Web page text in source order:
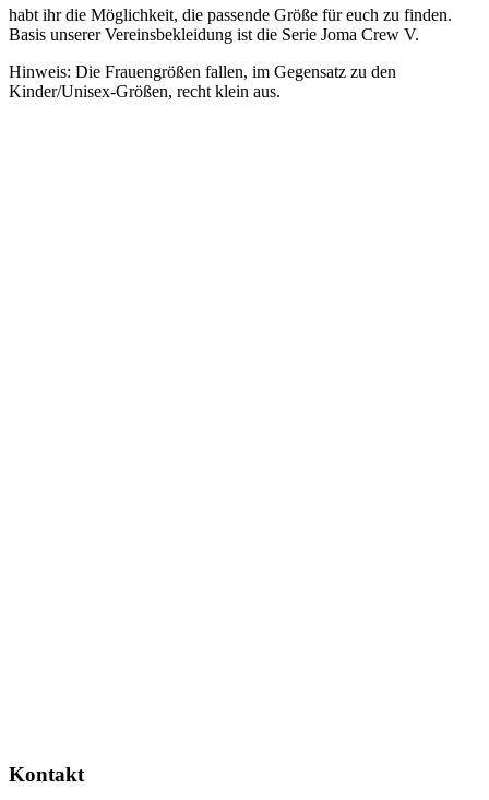
habt ihr die Möglichkeit, die passende Größe für euch zu finden.
Basis unserer Vereinsbekleidung ist die Serie Joma Crew V.
Hinweis: Die Frauengrößen fallen, im Gegensatz zu den
Kinder/Unisex-Größen, recht klein aus.
Kontakt